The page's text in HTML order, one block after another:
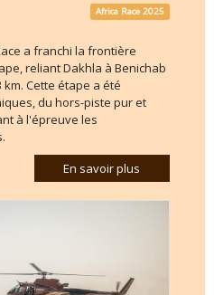
Africa Race 2025
a franchi la frontière
reliant Dakhla à Benichab
Cette étape a été
du hors-piste pur et
à l'épreuve les
En savoir plus